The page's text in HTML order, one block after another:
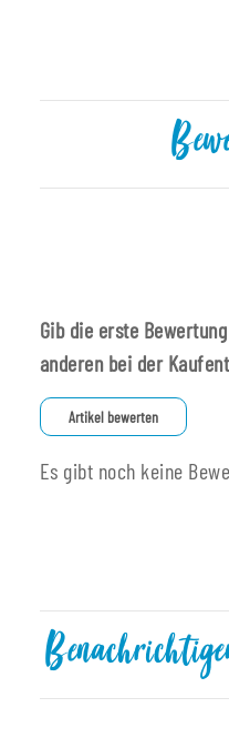
Gib die erste
anderen bei der
Artikel bewerten
Es gibt noch keine